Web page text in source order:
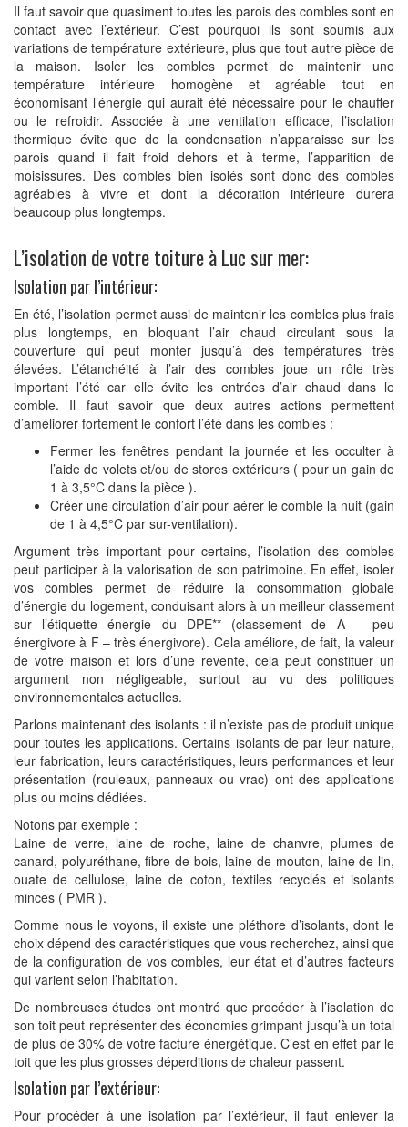
Il faut savoir que quasiment toutes les parois des combles sont en
contact avec l’extérieur. C’est pourquoi ils sont soumis aux
variations de température extérieure, plus que tout autre pièce de
la maison. Isoler les combles permet de maintenir une
température intérieure homogène et agréable tout en
économisant l’énergie qui aurait été nécessaire pour le chauffer
ou le refroidir. Associée à une ventilation efficace, l’isolation
thermique évite que de la condensation n’apparaisse sur les
parois quand il fait froid dehors et à terme, l’apparition de
moisissures. Des combles bien isolés sont donc des combles
agréables à vivre et dont la décoration intérieure durera
beaucoup plus longtemps.
L’isolation de votre toiture à Luc sur mer:
Isolation par l’intérieur:
En été, l’isolation permet aussi de maintenir les combles plus frais
plus longtemps, en bloquant l’air chaud circulant sous la
couverture qui peut monter jusqu’à des températures très
élevées. L’étanchéité à l’air des combles joue un rôle très
important l’été car elle évite les entrées d’air chaud dans le
comble. Il faut savoir que deux autres actions permettent
d’améliorer fortement le confort l’été dans les combles :
Fermer les fenêtres pendant la journée et les occulter à
l’aide de volets et/ou de stores extérieurs ( pour un gain de
1 à 3,5°C dans la pièce ).
Créer une circulation d’air pour aérer le comble la nuit (gain
de 1 à 4,5°C par sur-ventilation).
Argument très important pour certains, l’isolation des combles
peut participer à la valorisation de son patrimoine. En effet, isoler
vos combles permet de réduire la consommation globale
d’énergie du logement, conduisant alors à un meilleur classement
sur l’étiquette énergie du DPE** (classement de A – peu
énergivore à F – très énergivore). Cela améliore, de fait, la valeur
de votre maison et lors d’une revente, cela peut constituer un
argument non négligeable, surtout au vu des politiques
environnementales actuelles.
Parlons maintenant des isolants : il n’existe pas de produit unique
pour toutes les applications. Certains isolants de par leur nature,
leur fabrication, leurs caractéristiques, leurs performances et leur
présentation (rouleaux, panneaux ou vrac) ont des applications
plus ou moins dédiées.
Notons par exemple :
Laine de verre, laine de roche, laine de chanvre, plumes de
canard, polyuréthane, fibre de bois, laine de mouton, laine de lin,
ouate de cellulose, laine de coton, textiles recyclés et isolants
minces ( PMR ).
Comme nous le voyons, il existe une pléthore d’isolants, dont le
choix dépend des caractéristiques que vous recherchez, ainsi que
de la configuration de vos combles, leur état et d’autres facteurs
qui varient selon l’habitation.
De nombreuses études ont montré que procéder à l’isolation de
son toit peut représenter des économies grimpant jusqu’à un total
de plus de 30% de votre facture énergétique. C’est en effet par le
toit que les plus grosses déperditions de chaleur passent.
Isolation par l’extérieur:
Pour procéder à une isolation par l’extérieur, il faut enlever la